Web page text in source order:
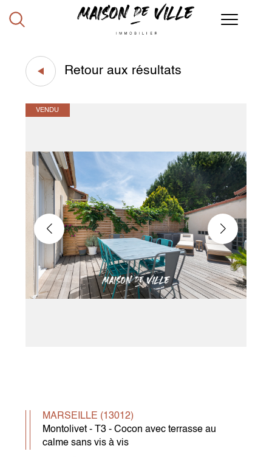
Retour aux résultats
VENDU
MARSEILLE (13012)
Montolivet - T3 - Cocon avec terrasse au
calme sans vis à vis